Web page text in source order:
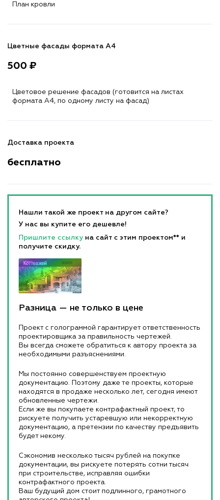
План кровли
Цветные фасады формата А4
500 ₽
Цветовое решение фасадов (готовится на листах
формата A4, по одному листу на фасад)
Доставка проекта
бесплатно
Нашли такой же проект на другом сайте?
У нас вы купите его дешевле!
Пришлите ссылку на сайт с этим проектом** и
получите скидку.
Разница — не только в цене
Проект с голограммой гарантирует ответственность
проектировщика за правильность чертежей.
Вы всегда сможете обратиться к автору проекта за
необходимыми разъяснениями.
Мы постоянно совершенствуем проектную
документацию. Поэтому даже те проекты, которые
находятся в продаже несколько лет, сегодня имеют
обновленные чертежи.
Если же вы покупаете контрафактный проект, то
рискуете получить устаревшую или некорректную
документацию, а претензии по качеству предъявить
будет некому.
Сэкономив несколько тысяч рублей на покупке
документации, вы рискуете потерять сотни тысяч
при строительстве, исправляя ошибки
контрафактного проекта.
Ваш будущий дом стоит подлинного, грамотного